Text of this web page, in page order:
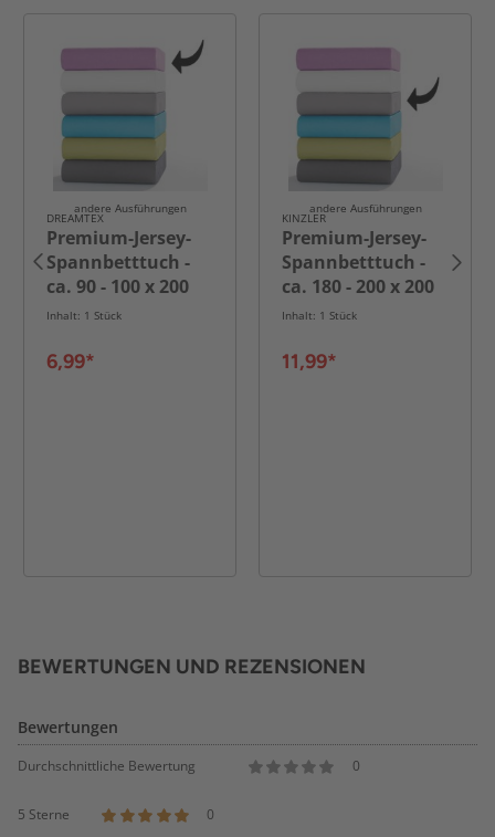
andere Ausführungen
DREAMTEX
Premium-Jersey-
Spannbetttuch -
ca. 90 - 100 x 200
cm
Inhalt: 1 Stück
6,99*
andere Ausführungen
KINZLER
Premium-Jersey-
Spannbetttuch -
ca. 180 - 200 x 200
cm
Inhalt: 1 Stück
11,99*
BEWERTUNGEN UND REZENSIONEN
Bewertungen
Durchschnittliche Bewertung 0
5 Sterne
0